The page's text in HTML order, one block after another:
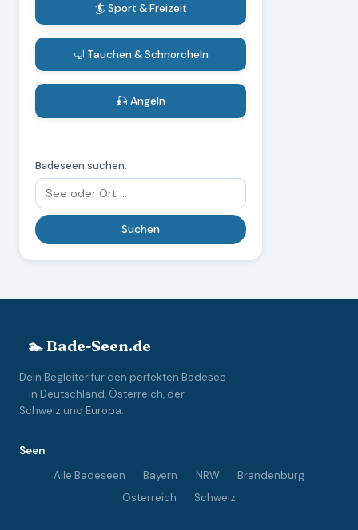
🏄 Sport & Freizeit
🤿 Tauchen & Schnorcheln
🎣 Angeln
Badeseen suchen:
🏊 Bade-Seen.de
Dein Begleiter für den perfekten Badesee
– in Deutschland, Österreich, der
Schweiz und Europa.
Seen
Alle Badeseen
Bayern NRW
Brandenburg
Österreich
Schweiz